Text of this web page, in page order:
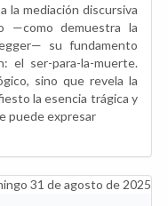
la mediación discursiva
—como demuestra la
su fundamento
el ser-para-la-muerte.
sino que revela la
la esencia trágica y
puede expresar
31 de agosto de 2025